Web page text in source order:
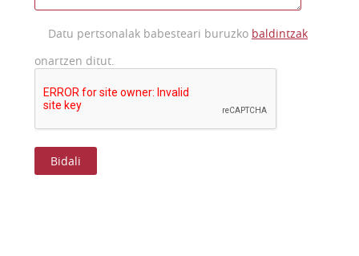
Datu pertsonalak babesteari buruzko baldintzak
onartzen ditut.